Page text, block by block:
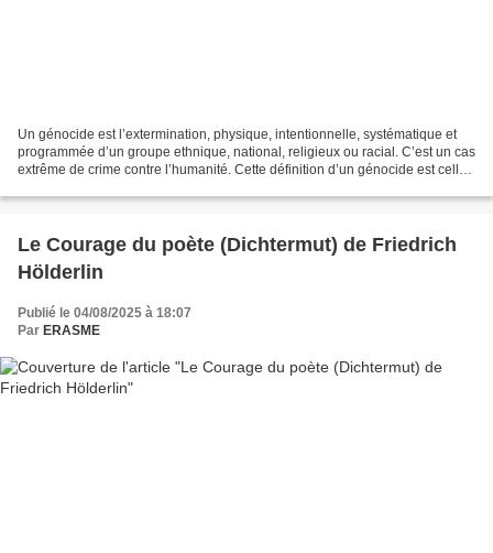
Un génocide est l’extermination, physique, intentionnelle, systématique et
programmée d’un groupe ethnique, national, religieux ou racial. C’est un cas
extrême de crime contre l’humanité. Cette définition d’un génocide est celle
Le Courage du poète (Dichtermut) de Friedrich
Hölderlin
Publié le 04/08/2025 à 18:07
Par ERASME